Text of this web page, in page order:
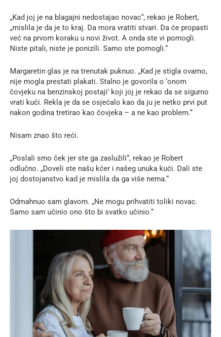
„Kad joj je na blagajni nedostajao novac“, rekao je Robert,
„mislila je da je to kraj. Da mora vratiti stvari. Da će propasti
već na prvom koraku u novi život. A onda ste vi pomogli.
Niste pitali, niste je ponizili. Samo ste pomogli.“
Margaretin glas je na trenutak puknuo. „Kad je stigla ovamo,
nije mogla prestati plakati. Stalno je govorila o ‘onom
čovjeku na benzinskoj postaji’ koji joj je rekao da se sigurno
vrati kući. Rekla je da se osjećalo kao da ju je netko prvi put
nakon godina tretirao kao čovjeka – a ne kao problem.“
Nisam znao što reći.
„Poslali smo ček jer ste ga zaslužili“, rekao je Robert
odlučno. „Doveli ste našu kćer i našeg unuka kući. Dali ste
joj dostojanstvo kad je mislila da ga više nema.“
Odmahnuo sam glavom. „Ne mogu prihvatiti toliki novac.
Samo sam učinio ono što bi svatko učinio.“